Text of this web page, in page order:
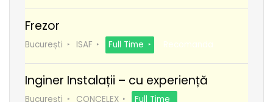
Frezor
București ISAF Full Time Recomanda
Inginer Instalații – cu experiență
București CONCELEX Full Time